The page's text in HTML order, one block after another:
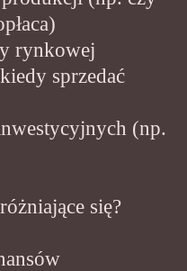
rynkowej
sprzedać
(np.
się?